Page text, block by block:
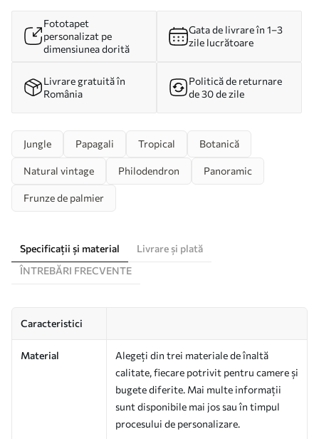
Fototapet
personalizat pe
dimensiunea dorită
Gata de livrare în 1–3
zile lucrătoare
Livrare gratuită în
România
Politică de returnare
de 30 de zile
Jungle Papagali Tropical Botanică
Natural vintage Philodendron Panoramic
Frunze de palmier
Specificații și material
Livrare și plată
ÎNTREBĂRI FRECVENTE
Caracteristici
Material
Alegeți din trei materiale de înaltă
calitate, fiecare potrivit pentru camere și
bugete diferite. Mai multe informații
sunt disponibile mai jos sau în timpul
procesului de personalizare.